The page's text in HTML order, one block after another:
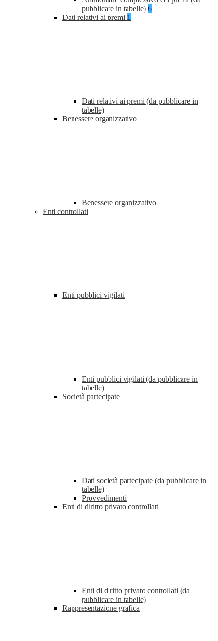
pubblicare in tabelle) 6
Dati relativi ai premi 1
Dati relativi ai premi (da pubblicare in
tabelle)
Benessere organizzativo
Benessere organizzativo
Enti controllati
Enti pubblici vigilati
Enti pubblici vigilati (da pubblicare in
tabelle)
Società partecipate
Dati società partecipate (da pubblicare in
tabelle)
Provvedimenti
Enti di diritto privato controllati
Enti di diritto privato controllati (da
pubblicare in tabelle)
Rappresentazione grafica